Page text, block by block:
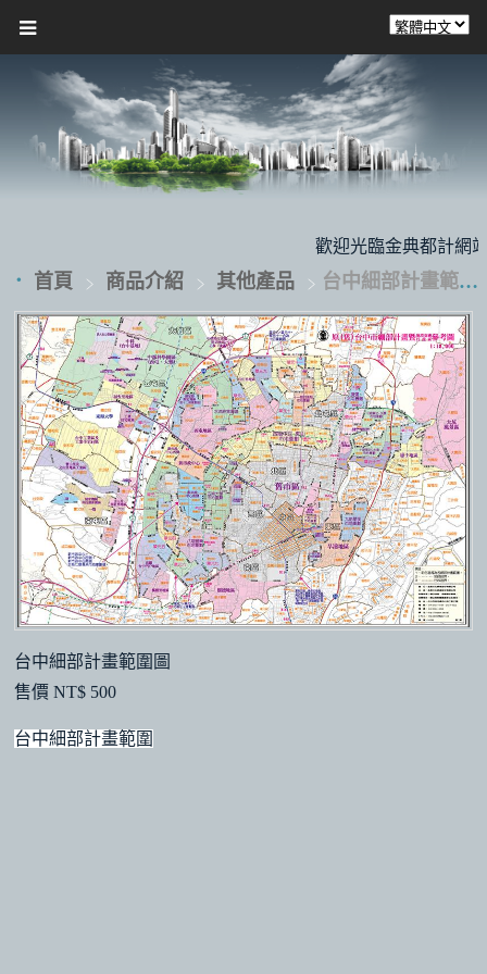
歡迎光臨金典都計網
首頁 商品介紹 其他產品 台中細部計畫範圍圖
台中細部計畫範圍圖
售價 NT$ 500
台中細部計畫範圍